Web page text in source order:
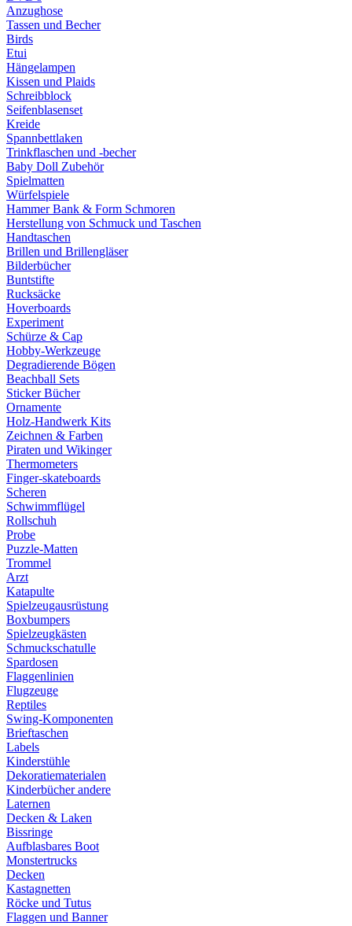
Anzughose
Tassen und Becher
Birds
Etui
Hängelampen
Kissen und Plaids
Schreibblock
Seifenblasenset
Kreide
Spannbettlaken
Trinkflaschen und -becher
Baby Doll Zubehör
Spielmatten
Würfelspiele
Hammer Bank & Form Schmoren
Herstellung von Schmuck und Taschen
Handtaschen
Brillen und Brillengläser
Bilderbücher
Buntstifte
Rucksäcke
Hoverboards
Experiment
Schürze & Cap
Hobby-Werkzeuge
Degradierende Bögen
Beachball Sets
Sticker Bücher
Ornamente
Holz-Handwerk Kits
Zeichnen & Farben
Piraten und Wikinger
Thermometers
Finger-skateboards
Scheren
Schwimmflügel
Rollschuh
Probe
Puzzle-Matten
Trommel
Arzt
Katapulte
Spielzeugausrüstung
Boxbumpers
Spielzeugkästen
Schmuckschatulle
Spardosen
Flaggenlinien
Flugzeuge
Reptiles
Swing-Komponenten
Brieftaschen
Labels
Kinderstühle
Dekoratiematerialen
Kinderbücher andere
Laternen
Decken & Laken
Bissringe
Aufblasbares Boot
Monstertrucks
Decken
Kastagnetten
Röcke und Tutus
Flaggen und Banner